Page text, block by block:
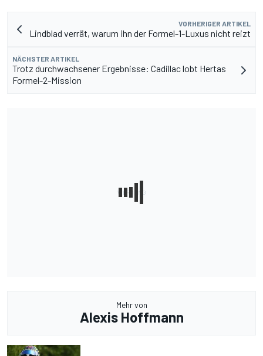
VORHERIGER ARTIKEL
Lindblad verrät, warum ihn der Formel-1-Luxus nicht reizt
NÄCHSTER ARTIKEL
Trotz durchwachsener Ergebnisse: Cadillac lobt Hertas
Formel-2-Mission
Mehr von
Alexis Hoffmann